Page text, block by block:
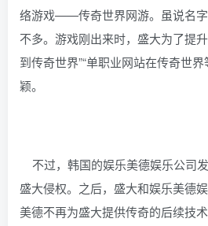
络游戏——传奇世界网游。虽说名
不多。游戏刚出来时，盛大为了提
到传奇世界”“单职业网站在传奇世
颖。
不过，韩国的娱乐美德娱乐公司
盛大侵权。之后，盛大和娱乐美德
美德不再为盛大提供传奇的后续技